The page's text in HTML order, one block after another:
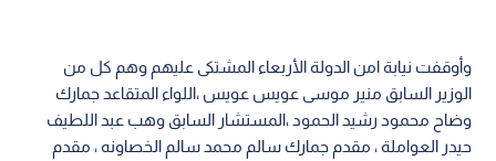
وأوقفت نيابة امن الدولة الأربعاء المشتكى عليهم وهم كل من
الوزير السابق منير موسى عويس عويس ،اللواء المتقاعد جمارك
وضاح محمود رشيد الحمود ،المستشار السابق وهب عبد اللطيف
حيدر العواملة ، مقدم جمارك سالم محمد سالم الخصاونه ، مقدم